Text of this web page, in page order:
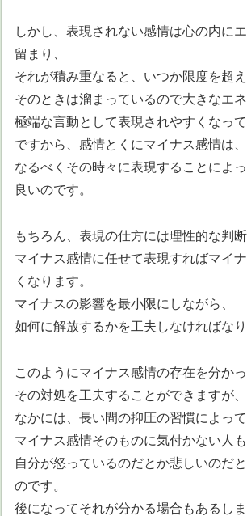
しかし、表現されない感情は心の内に
留まり、
それが積み重なると、いつか限度を超え
そのときは溜まっているので大きなエネ
極端な言動として表現されやすくなって
ですから、感情とくにマイナス感情は、
なるべくその時々に表現することによ
良いのです。
もちろん、表現の仕方には理性的な判断
マイナス感情に任せて表現すればマイ
くなります。
マイナスの影響を最小限にしながら、
如何に解放するかを工夫しなければなり
このようにマイナス感情の存在を分かっ
その対処を工夫することができますが、
なかには、長い間の抑圧の習慣によって
マイナス感情そのものに気付かない人も
自分が怒っているのだとか悲しいのだ
のです。
後になってそれが分かる場合もあるし